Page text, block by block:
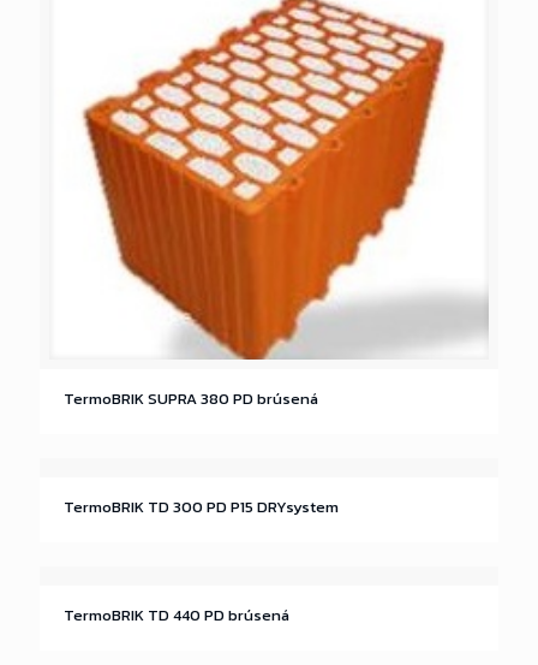
TermoBRIK SUPRA 380 PD brúsená
TermoBRIK TD 300 PD P15 DRYsystem
TermoBRIK TD 440 PD brúsená